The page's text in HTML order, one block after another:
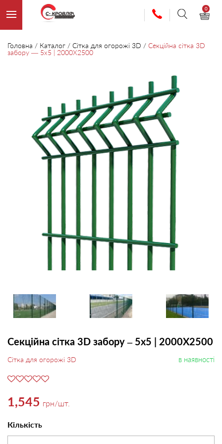
0
Головна / Каталог / Сітка для огорожі 3D / Секційна сітка 3D
забору — 5х5 | 2000Х2500
Секційна сітка 3D забору – 5х5 | 2000Х2500
Сітка для огорожі 3D в наявності
1,545 грн/шт.
Кількість